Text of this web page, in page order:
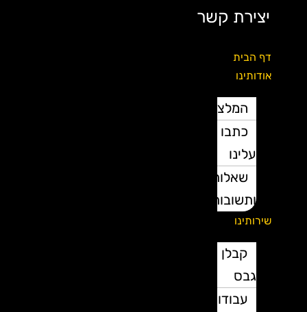
יצירת קשר
דף הבית
אודותינו
המלצות
כתבו
עלינו
שאלות
ותשובות
שירותינו
קבלן
גבס
עבודות